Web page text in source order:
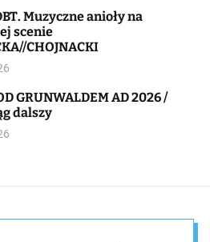
na
scenie
CHOJNACKI
GRUNWALDEM AD 2026 /
dalszy